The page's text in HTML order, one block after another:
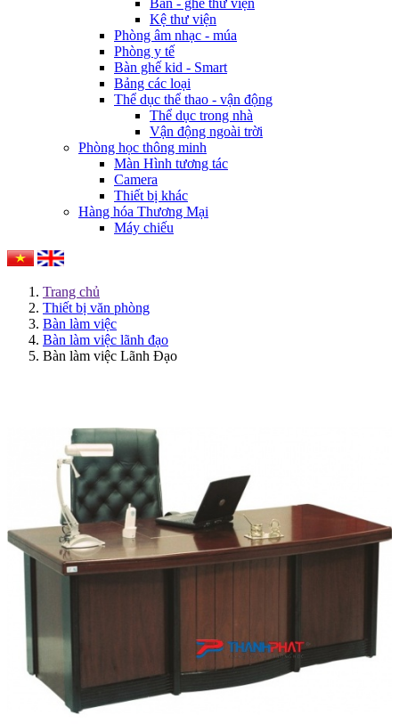
Bàn - ghế thư viện
Kệ thư viện
Phòng âm nhạc - múa
Phòng y tế
Bàn ghế kid - Smart
Bảng các loại
Thể dục thể thao - vận động
Thể dục trong nhà
Vận động ngoài trời
Phòng học thông minh
Màn Hình tương tác
Camera
Thiết bị khác
Hàng hóa Thương Mại
Máy chiếu
Trang chủ
Thiết bị văn phòng
Bàn làm việc
Bàn làm việc lãnh đạo
Bàn làm việc Lãnh Đạo